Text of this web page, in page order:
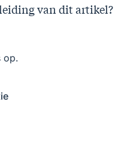
van dit artikel?
op.